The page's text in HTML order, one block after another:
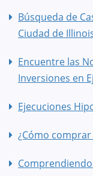
Búsqueda de
Ciudad de
Encuentre las
Inversiones en
Ejecuciones
¿Cómo